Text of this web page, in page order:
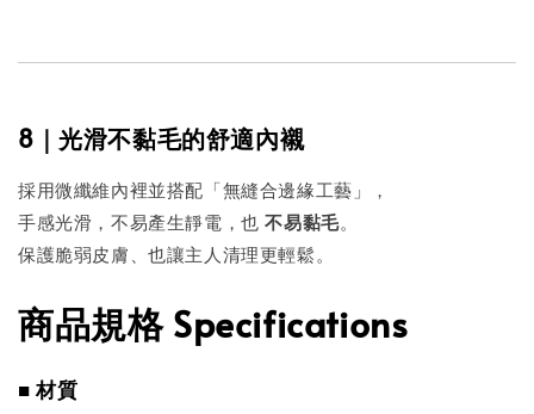
8｜光滑不黏毛的舒適內襯
採用微纖維內裡並搭配「無縫合邊緣工藝」，
手感光滑，不易產生靜電，也不易黏毛。
保護脆弱皮膚、也讓主人清理更輕鬆。
商品規格 Specifications
■ 材質